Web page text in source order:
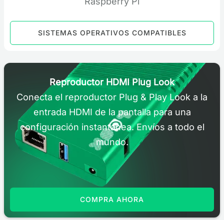
SISTEMAS OPERATIVOS COMPATIBLES
Reproductor HDMI Plug Look
Conecta el reproductor Plug & Play Look a la
entrada HDMI de la pantalla para una
configuración instantánea. Envíos a todo el
mundo.
COMPRA AHORA